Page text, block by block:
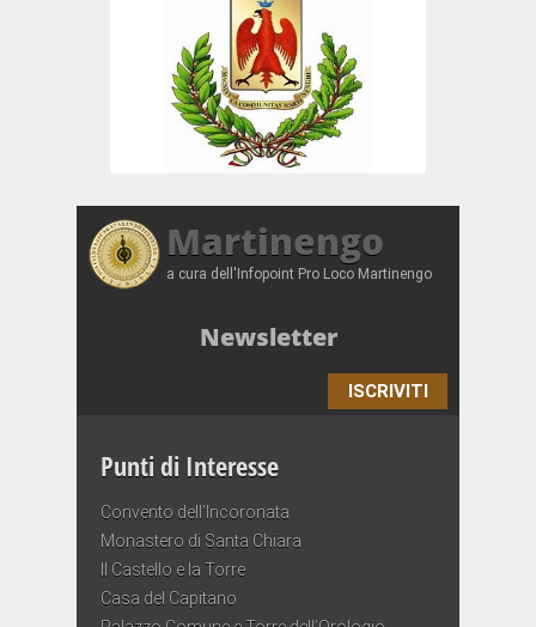
Martinengo
a cura dell'Infopoint Pro Loco Martinengo
Newsletter
ISCRIVITI
Punti di Interesse
Convento dell’Incoronata
Monastero di Santa Chiara
Il Castello e la Torre
Casa del Capitano